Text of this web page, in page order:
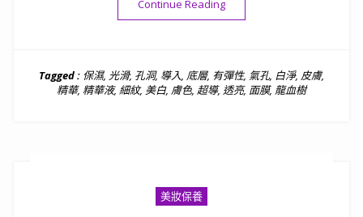
Continue Reading“[保養]白皙透明一片就有感-
Tagged : 保濕, 光滑, 孔洞, 導入, 底層, 有彈性, 氣孔, 白淨, 皮膚,
精華, 精華液, 細紋, 美白, 膚色, 超導, 透亮, 面膜, 龍血樹
美妝保養